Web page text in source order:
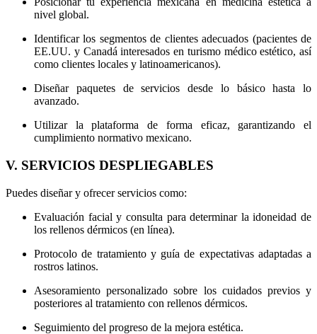
nivel global.
Identificar los segmentos de clientes adecuados (pacientes de
EE.UU. y Canadá interesados en turismo médico estético, así
como clientes locales y latinoamericanos).
Diseñar paquetes de servicios desde lo básico hasta lo
avanzado.
Utilizar la plataforma de forma eficaz, garantizando el
cumplimiento normativo mexicano.
V. SERVICIOS DESPLIEGABLES
Puedes diseñar y ofrecer servicios como:
Evaluación facial y consulta para determinar la idoneidad de
los rellenos dérmicos (en línea).
Protocolo de tratamiento y guía de expectativas adaptadas a
rostros latinos.
Asesoramiento personalizado sobre los cuidados previos y
posteriores al tratamiento con rellenos dérmicos.
Seguimiento del progreso de la mejora estética.